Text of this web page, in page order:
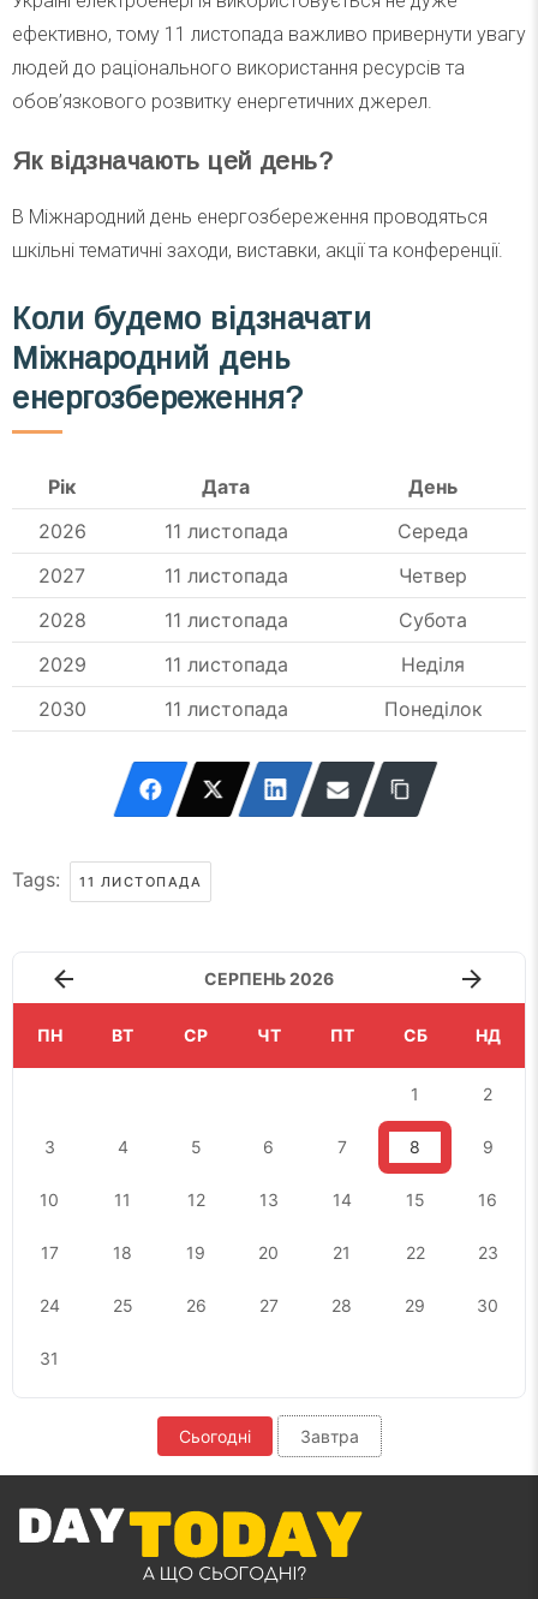
ефективно, тому 11 листопада важливо привернути увагу
людей до раціонального використання ресурсів та
обов’язкового розвитку енергетичних джерел.
Як відзначають цей день?
В Міжнародний день енергозбереження проводяться
шкільні тематичні заходи, виставки, акції та конференції.
Коли будемо відзначати
Міжнародний день
енергозбереження?
Рік Дата
День
2026
11 листопада
Середа
2027
11 листопада
Четвер
2028
11 листопада
Субота
2029
11 листопада
Неділя
2030
11 листопада Понеділок
Tags: 11 ЛИСТОПАДА
СЕРПЕНЬ 2026
ПН ВТ СР ЧТ ПТ СБ НД
1 2
3 4 5 6 7 8 9
10 11 12 13 14 15 16
17 18 19 20 21 22 23
24 25 26 27 28 29 30
31
Сьогодні Завтра